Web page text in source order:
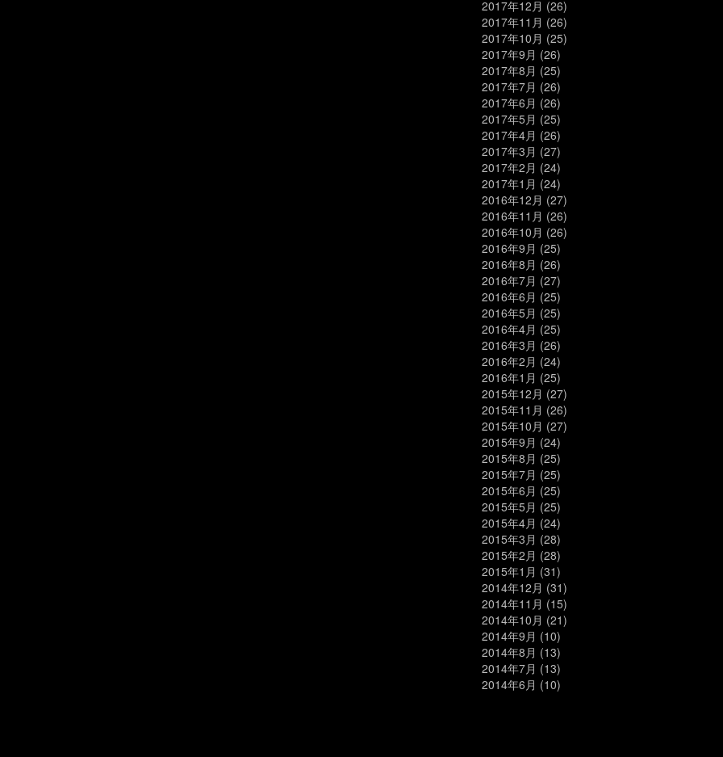
2017年12月 (26)
2017年11月 (26)
2017年10月 (25)
2017年9月 (26)
2017年8月 (25)
2017年7月 (26)
2017年6月 (26)
2017年5月 (25)
2017年4月 (26)
2017年3月 (27)
2017年2月 (24)
2017年1月 (24)
2016年12月 (27)
2016年11月 (26)
2016年10月 (26)
2016年9月 (25)
2016年8月 (26)
2016年7月 (27)
2016年6月 (25)
2016年5月 (25)
2016年4月 (25)
2016年3月 (26)
2016年2月 (24)
2016年1月 (25)
2015年12月 (27)
2015年11月 (26)
2015年10月 (27)
2015年9月 (24)
2015年8月 (25)
2015年7月 (25)
2015年6月 (25)
2015年5月 (25)
2015年4月 (24)
2015年3月 (28)
2015年2月 (28)
2015年1月 (31)
2014年12月 (31)
2014年11月 (15)
2014年10月 (21)
2014年9月 (10)
2014年8月 (13)
2014年7月 (13)
2014年6月 (10)